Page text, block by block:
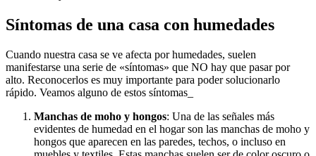
Síntomas de una casa con humedades
Cuando nuestra casa se ve afecta por humedades, suelen
manifestarse una serie de «síntomas» que NO hay que pasar por
alto. Reconocerlos es muy importante para poder solucionarlo
rápido. Veamos alguno de estos síntomas_
Manchas de moho y hongos: Una de las señales más
evidentes de humedad en el hogar son las manchas de moho y
hongos que aparecen en las paredes, techos, o incluso en